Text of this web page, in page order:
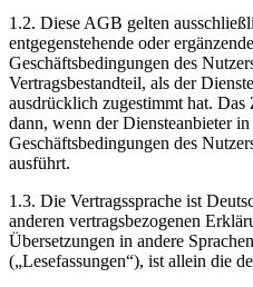
1.2. Diese AGB gelten
entgegenstehende oder
Geschäftsbedingungen des
Vertragsbestandteil, als der
ausdrücklich zugestimmt hat.
dann, wenn der Diensteanbieter
Geschäftsbedingungen des
ausführt.
1.3. Die Vertragssprache ist
anderen vertragsbezogenen
Übersetzungen in andere
(„Lesefassungen“), ist allein die